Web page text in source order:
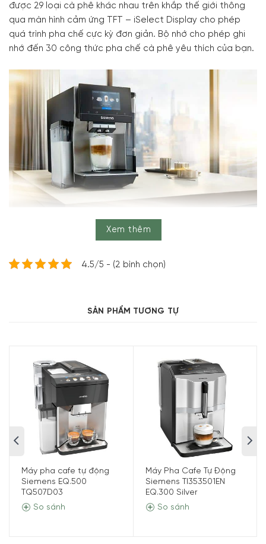
được 29 loại cà phê khác nhau trên khắp thế giới thông
qua màn hình cảm ứng TFT – iSelect Display cho phép
quá trình pha chế cực kỳ đơn giản. Bộ nhớ cho phép ghi
nhớ đến 30 công thức pha chế cà phê yêu thích của bạn.
Máy Pha Cà Phê Tự Động Siemens TQ707D03 EQ.700 mang đến
& Slide của nó giúp bạn dễ dàng điều hướng các menu
của Siemens TQ707D03 EQ.700 một cách nhanh chóng.
Nó giúp bạn sáng tạo cà phê theo cá nhân của bạn cũng
như lựa chọn các đặc sản cà phê khác nhau dễ dàng hơn.
Xem thêm
4.5/5 - (2 bình chọn)
SẢN PHẨM TƯƠNG TỰ
Máy pha cafe tự động
Siemens EQ.500
TQ507D03
So sánh
Máy Pha Cafe Tự Động
Siemens TI353501EN
EQ.300 Silver
So sánh